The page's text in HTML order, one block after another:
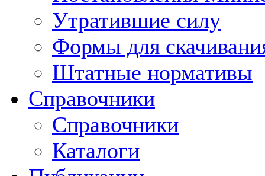
Утратившие силу
Формы для
Штатные нормативы
Справочники
Справочники
Каталоги